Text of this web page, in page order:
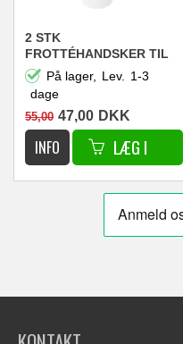
2 STK
FROTTÉHANDSKER TIL
PARAFFINBEHANDING
På lager, Lev.
1-3
dage
55,00 47,00 DKK